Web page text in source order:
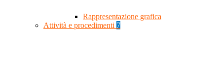
Rappresentazione grafica
Attività e procedimenti 7